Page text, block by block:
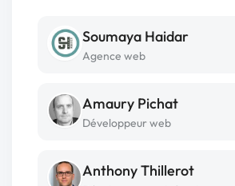
Soumaya Haidar
Agence web
Amaury Pichat
Développeur web
Anthony Thillerot